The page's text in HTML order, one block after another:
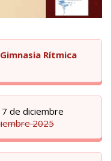
Rítmica
de diciembre
2025